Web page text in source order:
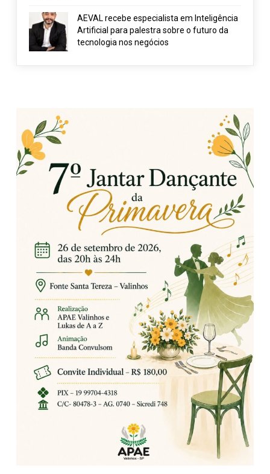
AEVAL recebe especialista em Inteligência
Artificial para palestra sobre o futuro da
tecnologia nos negócios